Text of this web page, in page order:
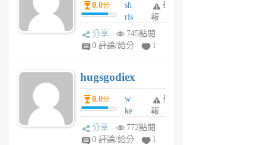
月
前
0.0分
sh
rls
k
m
6
個
月
前
舉
報
分享
745點閱
0 評論/給分
1
hugsgodiex
0.0分
w
ke
rv
pj
舉
報
分享
772點閱
0 評論/給分
1